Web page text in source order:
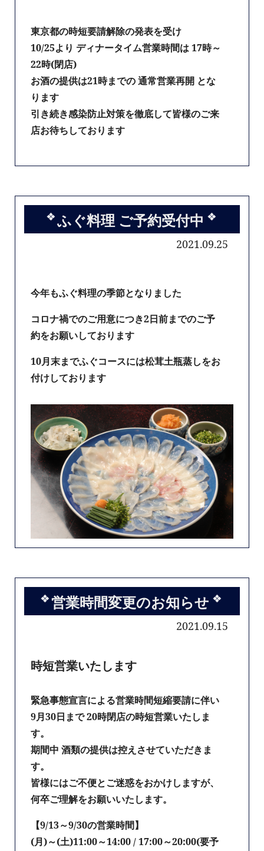
東京都の時短要請解除の発表を受け
10/25より ディナータイム営業時間は 17時～
22時(閉店)
お酒の提供は21時までの 通常営業再開 とな
ります
引き続き感染防止対策を徹底して皆様のご来
店お待ちしております
ふぐ料理 ご予約受付中
2021.09.25
今年もふぐ料理の季節となりました
コロナ禍でのご用意につき2日前までのご予
約をお願いしております
10月末までふぐコースには松茸土瓶蒸しをお
付けしております
営業時間変更のお知らせ
2021.09.15
時短営業いたします
緊急事態宣言による営業時間短縮要請に伴い
9月30日まで 20時閉店の時短営業いたしま
す。
期間中 酒類の提供は控えさせていただきま
す。
皆様にはご不便とご迷惑をおかけしますが、
何卒ご理解をお願いいたします。
【9/13～9/30の営業時間】
(月)～(土)11:00～14:00 / 17:00～20:00(要予